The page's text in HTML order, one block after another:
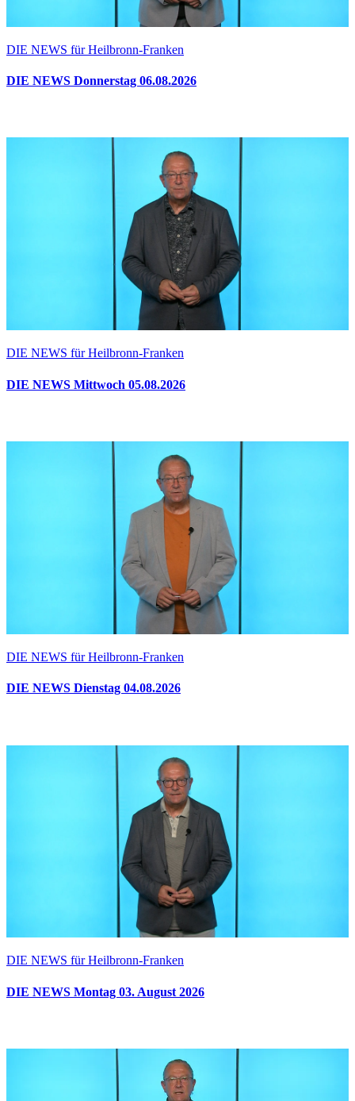
DIE NEWS für Heilbronn-Franken
DIE NEWS Donnerstag 06.08.2026
DIE NEWS für Heilbronn-Franken
DIE NEWS Mittwoch 05.08.2026
DIE NEWS für Heilbronn-Franken
DIE NEWS Dienstag 04.08.2026
DIE NEWS für Heilbronn-Franken
DIE NEWS Montag 03. August 2026